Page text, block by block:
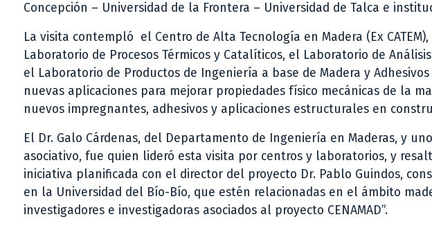
Concepción – Universidad de la Frontera – Universidad de Talca e
La visita contempló el Centro de Alta Tecnología en Madera (Ex
Laboratorio de Procesos Térmicos y Catalíticos, el Laboratorio de
el Laboratorio de Productos de Ingeniería a base de Madera y Adhesivos
nuevas aplicaciones para mejorar propiedades físico mecánicas de la
nuevos impregnantes, adhesivos y aplicaciones estructurales en
El Dr. Galo Cárdenas, del Departamento de Ingeniería en Maderas, y
asociativo, fue quien lideró esta visita por centros y laboratorios, y
iniciativa planificada con el director del proyecto Dr. Pablo Guindos,
en la Universidad del Bío-Bío, que estén relacionadas en el ámbito
investigadores e investigadoras asociados al proyecto CENAMAD”.